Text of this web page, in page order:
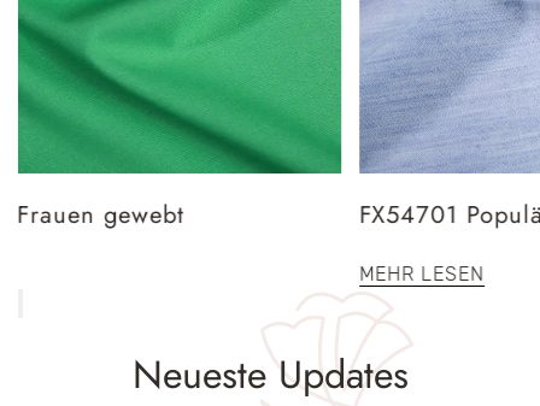
FX54701 Populäres Doppelwebel -
Neueste Updates